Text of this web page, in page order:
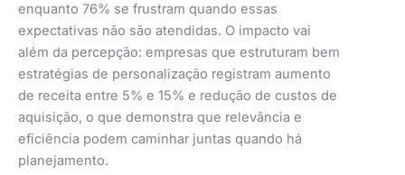
enquanto 76% se frustram quando essas
expectativas não são atendidas. O impacto vai
além da percepção: empresas que estruturam bem
estratégias de personalização registram aumento
de receita entre 5% e 15% e redução de custos de
aquisição, o que demonstra que relevância e
eficiência podem caminhar juntas quando há
planejamento.